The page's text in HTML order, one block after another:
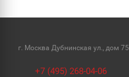
г. Москва Дубнинская ул., дом
+7 (495) 268-04-06